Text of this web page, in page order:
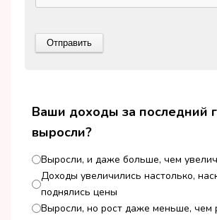
Ваши доходы за последний
выросли?
Выросли, и даже больше, чем
Доходы увеличились настолько,
поднялись цены
Выросли, но рост даже меньше, чем